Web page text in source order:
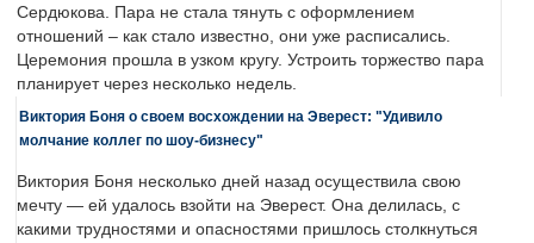
Сердюкова. Пара не стала тянуть с оформлением
отношений – как стало известно, они уже расписались.
Церемония прошла в узком кругу. Устроить торжество пара
планирует через несколько недель.
Виктория Боня о своем восхождении на Эверест: "Удивило
молчание коллег по шоу-бизнесу"
Виктория Боня несколько дней назад осуществила свою
мечту — ей удалось взойти на Эверест. Она делилась, с
какими трудностями и опасностями пришлось столкнуться